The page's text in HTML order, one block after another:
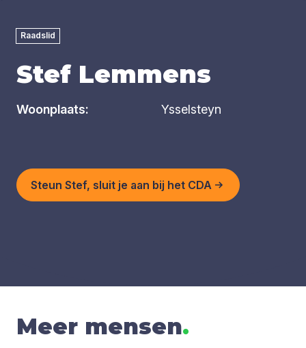
Raadslid
Stef Lemmens
Woonplaats: Ysselsteyn
Steun Stef, sluit je aan bij het CDA
Meer mensen.